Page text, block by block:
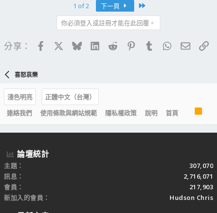
1 of 2 下一頁
你必須登入或註冊才能在此回覆。
分享： FacebookBlueskyLinkedIn
Reddit PinterestTumblrWhatsApp
電子
喜怒哀樂
淺色明亮
正體中文（台灣）
連絡我們
使用條款與網站規範 隱私權政策 說明 首頁
R
S
S
論壇統計
主題
307,070
訊息
2,716,071
會員
217,903
新加入的會員
Hudson Chris